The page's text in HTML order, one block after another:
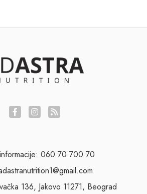
060 70 700 70
136, Jakovo 11271, Beograd